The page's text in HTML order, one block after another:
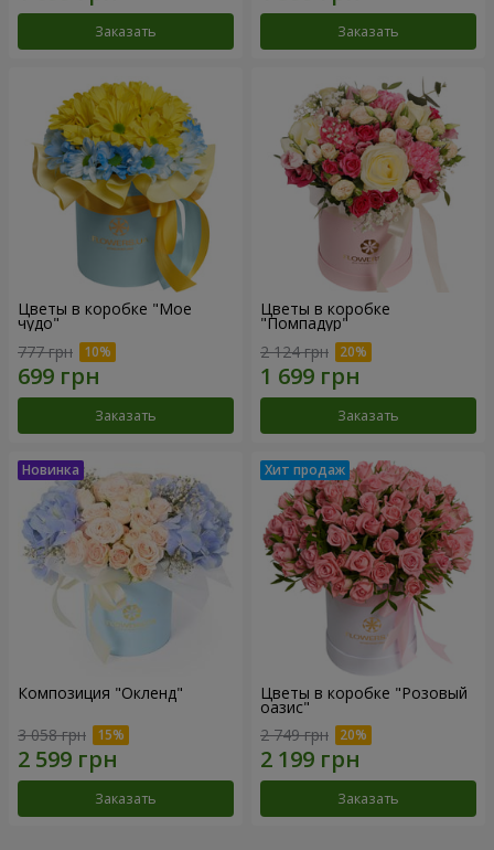
Заказать Заказать
Цветы в коробке "Мое
чудо"
777 грн
Заказать
Цветы в коробке
"Помпадур"
2 124 грн
Заказать
Композиция "Окленд"
3 058 грн
Заказать
Цветы в коробке "Розовый
оазис"
2 749 грн
Заказать